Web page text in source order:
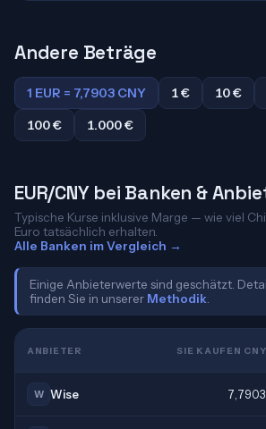
Andere Beträge
1 EUR = 7,7903 CNY 1 € 10 €
100 €
1.000 €
EUR/CNY bei Banken &
Typische Kurse inklusive Marge — wie viel
Euro tatsächlich erhalten.
Alle Banken im Vergleich →
Einige Anbieterwerte sind geschätzt.
finden Sie in unserer Methodik
ANBIETER SIE KAUFEN CNY
W Wise 7,7903